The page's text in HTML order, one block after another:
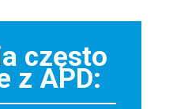
często
z APD: